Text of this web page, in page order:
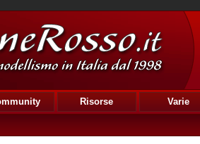
Risorse Varie